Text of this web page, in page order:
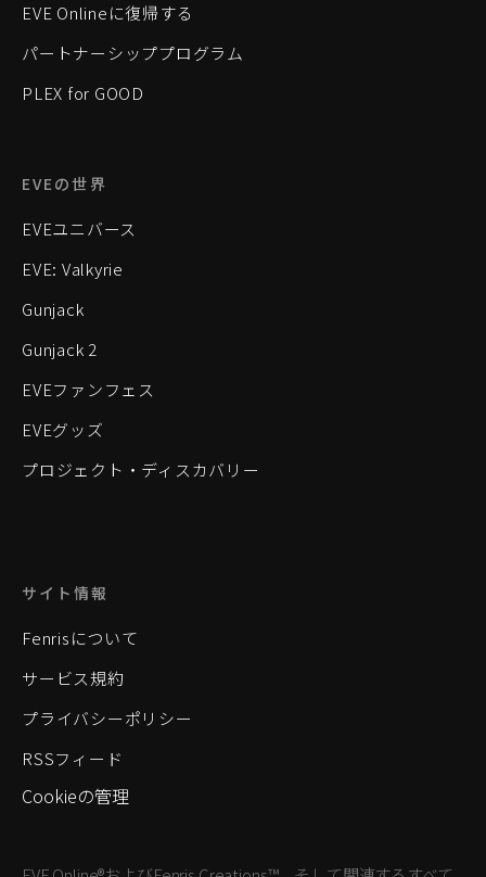
EVE Onlineに復帰する
パートナーシッププログラム
PLEX for GOOD
EVEの世界
EVEユニバース
EVE: Valkyrie
Gunjack
Gunjack 2
EVEファンフェス
EVEグッズ
プロジェクト・ディスカバリー
サイト情報
Fenrisについて
サービス規約
プライバシーポリシー
RSSフィード
Cookieの管理